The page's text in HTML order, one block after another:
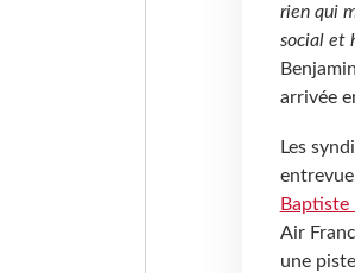
rien qui
social et
arrivée
Les
Baptiste
Air
une